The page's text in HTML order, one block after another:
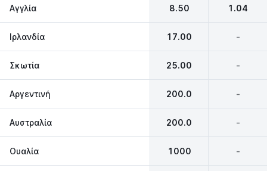
Αγγλία 8.50 1.04
Ιρλανδία 17.00 -
Σκωτία 25.00 -
Αργεντινή 200.0 -
Αυστραλία 200.0 -
Ουαλία 1000 -